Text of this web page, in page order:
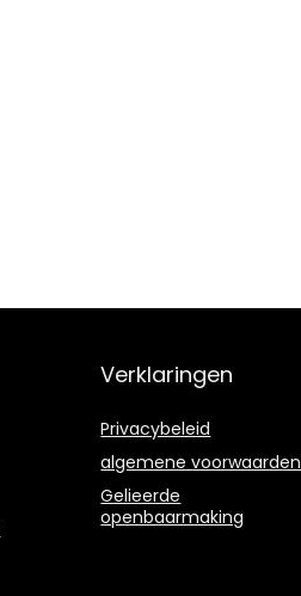
Verklaringen
Privacybeleid
algemene voorwaarden
Gelieerde
openbaarmaking